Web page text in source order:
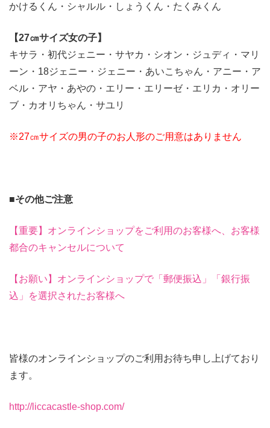
かけるくん・シャルル・しょうくん・たくみくん
【27㎝サイズ女の子】
キサラ・初代ジェニー・サヤカ・シオン・ジュディ・マリ
ーン・18ジェニー・ジェニー・あいこちゃん・アニー・ア
ベル・アヤ・あやの・エリー・エリーゼ・エリカ・オリー
ブ・カオリちゃん・サユリ
※27㎝サイズの男の子のお人形のご用意はありません
■その他ご注意
【重要】オンラインショップをご利用のお客様へ、お客様
都合のキャンセルについて
【お願い】オンラインショップで「郵便振込」「銀行振
込」を選択されたお客様へ
皆様のオンラインショップのご利用お待ち申し上げており
ます。
http://liccacastle-shop.com/